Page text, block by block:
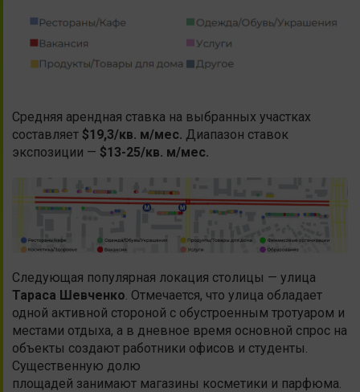
Средняя арендная ставка на выбранных участках
составляет $19,3/кв. м/мес. Диапазон ставок
экспозиции — $13-25/кв. м/мес.
Следующая популярная локация столицы — улица
Тараса Шевченко . Отмечается, что улица обладает
одной активной стороной с обустроенным тротуаром и
местами отдыха, а в дневное время основной спрос на
объекты создают работники офисов и студенты.
Существенную долю
площадей занимают магазины косметики и парфюма.